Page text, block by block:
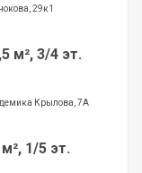
29к1
м², 3/4 эт.
Крылова, 7А
1/5 эт.